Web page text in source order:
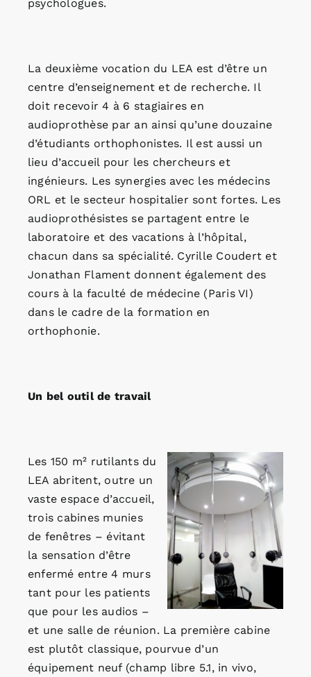
psychologues.
La deuxième vocation du LEA est d’être un
centre d’enseignement et de recherche. Il
doit recevoir 4 à 6 stagiaires en
audioprothèse par an ainsi qu’une douzaine
d’étudiants orthophonistes. Il est aussi un
lieu d’accueil pour les chercheurs et
ingénieurs. Les synergies avec les médecins
ORL et le secteur hospitalier sont fortes. Les
audioprothésistes se partagent entre le
laboratoire et des vacations à l’hôpital,
chacun dans sa spécialité. Cyrille Coudert et
Jonathan Flament donnent également des
cours à la faculté de médecine (Paris VI)
dans le cadre de la formation en
orthophonie.
Un bel outil de travail
Les 150 m² rutilants du
LEA abritent, outre un
vaste espace d’accueil,
trois cabines munies
de fenêtres – évitant
la sensation d’être
enfermé entre 4 murs
tant pour les patients
que pour les audios –
et une salle de réunion. La première cabine
est plutôt classique, pourvue d’un
équipement neuf (champ libre 5.1, in vivo,